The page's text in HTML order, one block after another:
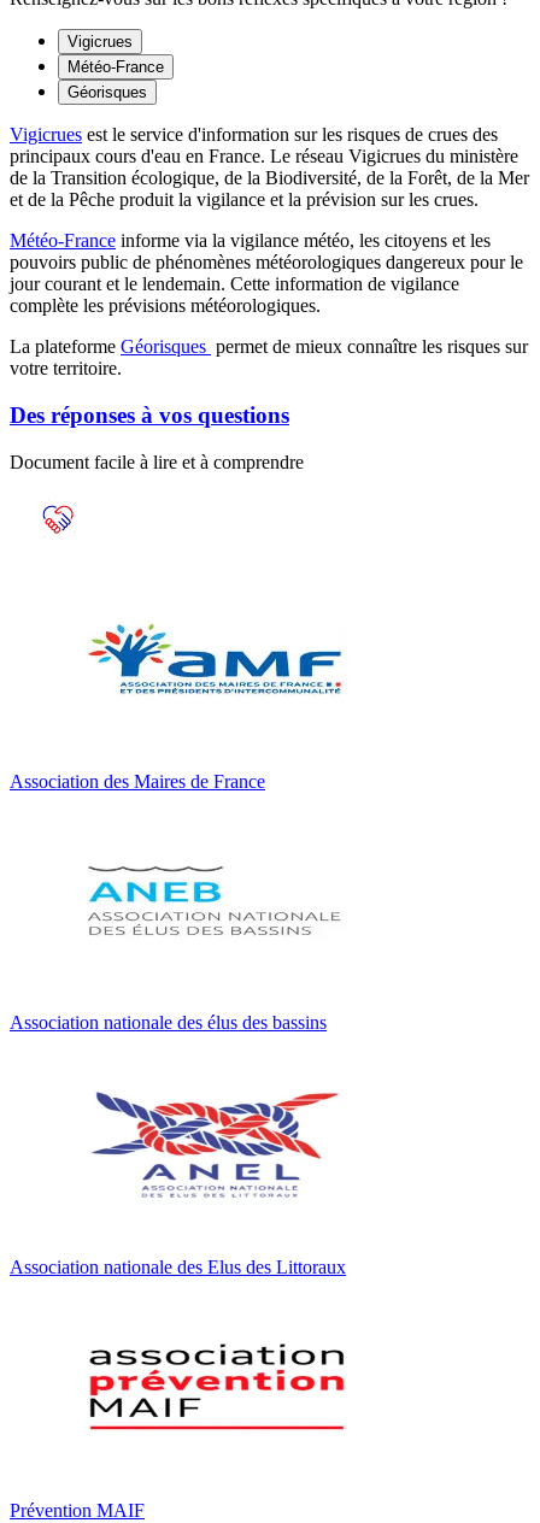
Vigicrues
Météo-France
Géorisques
Vigicrues est le service d'information sur les risques de crues des
principaux cours d'eau en France. Le réseau Vigicrues du ministère
de la Transition écologique, de la Biodiversité, de la Forêt, de la Mer
et de la Pêche produit la vigilance et la prévision sur les crues.
Météo-France informe via la vigilance météo, les citoyens et les
pouvoirs public de phénomènes météorologiques dangereux pour le
jour courant et le lendemain. Cette information de vigilance
complète les prévisions météorologiques.
La plateforme Géorisques permet de mieux connaître les risques sur
votre territoire.
Des réponses à vos questions
Document facile à lire et à comprendre
Association des Maires de France
Association nationale des élus des bassins
Association nationale des Elus des Littoraux
Prévention MAIF